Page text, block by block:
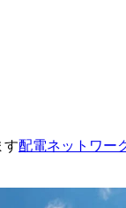
す配電ネットワー